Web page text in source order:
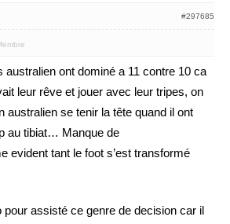
#297685
australien ont dominé a 11 contre 10 ca
leur rêve et jouer avec leur tripes, on
australien se tenir la tête quand il ont
au tibiat… Manque de
evident tant le foot s’est transformé
pour assisté ce genre de decision car il